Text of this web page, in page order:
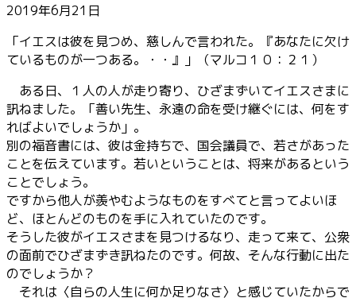
2019年6月21日
「イエスは彼を見つめ、慈しんで言われた。『あなたに欠け
ているものが一つある。・・』」（マルコ１０：２１）
ある日、１人の人が走り寄り、ひざまずいてイエスさまに
訊ねました。「善い先生、永遠の命を受け継ぐには、何をす
ればよいでしょうか」。
別の福音書には、彼は金持ちで、国会議員で、若さがあった
ことを伝えています。若いということは、将来があるという
ことでしょう。
ですから他人が羨やむようなものをすべてと言ってよいほ
ど、ほとんどのものを手に入れていたのです。
そうした彼がイエスさまを見つけるなり、走って来て、公衆
の面前でひざまずき訊ねたのです。何故、そんな行動に出た
のでしょうか？
それは〈自らの人生に何か足りなさ〉と感じていたからで